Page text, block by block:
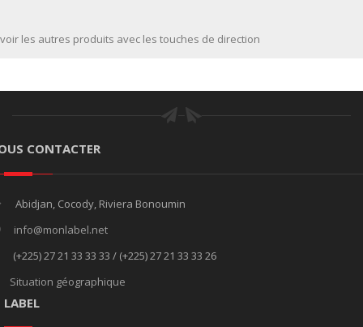
voir les autres produits avec les touches de direction
CONTACTER
Abidjan, Cocody, Riviera Bonoumin
info@monlabel.net
(+225) 27 21 33 33 33 / (+225) 27 21 33 33 26
Situation géographique
LABEL